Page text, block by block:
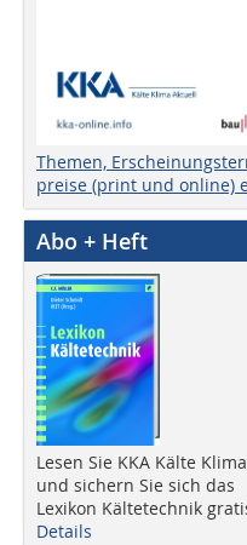
Themen,
preise (print und online)
Abo + Heft
Lesen Sie KKA Kälte
und sichern Sie sich das
Lexikon Kältetechnik
Details